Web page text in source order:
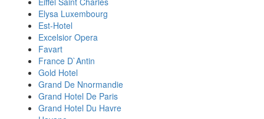
Elysa Luxembourg
Est-Hotel
Excelsior Opera
Favart
France D`Antin
Gold Hotel
Grand De Nnormandie
Grand Hotel De Paris
Grand Hotel Du Havre